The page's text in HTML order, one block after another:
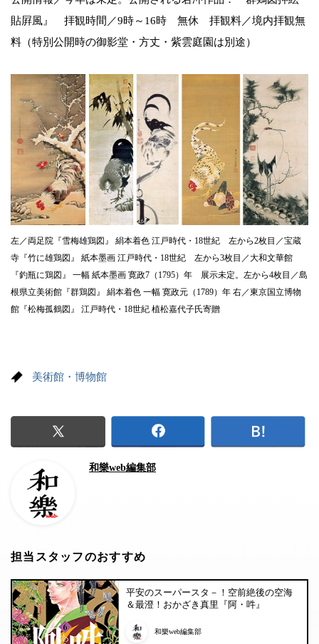
貼屛風』 拝観時間／9時～16時 無休 拝観料／境内拝観無
料（特別公開時の御影堂・方丈・紫雲庭園は別途）
左／両足院『雪梅雄鶏図』 絹本着色 江戸時代・18世紀 左から2枚目／宝蔵
寺『竹に雄鶏図』 紙本墨画 江戸時代・18世紀 左から3枚目／大和文華館
『釣瓶に鶏図』 一幅 紙本墨画 寛政7（1795）年 展示未定。左から4枚目／島
根県立美術館『群鶏図』 絹本着色 一幅 寛政元（1789）年 右／東京国立博物
館『松梅孤鶴図』 江戸時代・18世紀 植松嘉代子氏寄贈
美術館・博物館
和樂web編集部
担当スタッフのおすすめ
平安のスーパースタ－！空前絶後の空海
＆最澄！おかざき真里『阿・吽』
和樂web編集部